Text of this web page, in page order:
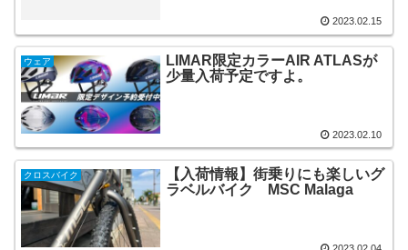
2023.02.15
ウェア
LIMAR限定カラーAIR ATLASが
少量入荷予定ですよ。
2023.02.10
クロスバイク
【入荷情報】街乗りにも楽しいグ
ラベルバイク MSC Malaga